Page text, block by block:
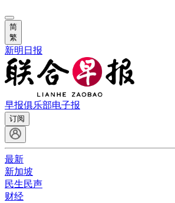
简
繁
新明日报
早报俱乐部电子报
订阅
最新
新加坡
民生民声
财经